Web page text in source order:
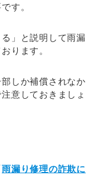
す。
」と説明して雨漏
ります。
しか補償されなか
意しておきましょ
雨漏り修理の詐欺に